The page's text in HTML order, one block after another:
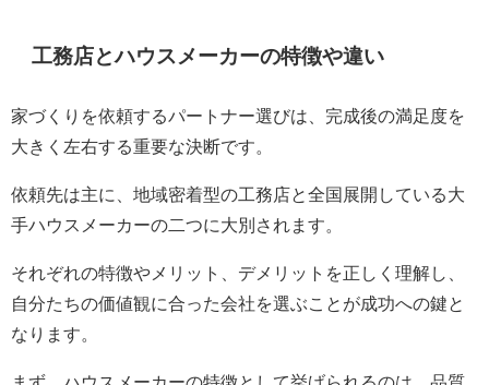
工務店とハウスメーカーの特徴や違い
家づくりを依頼するパートナー選びは、完成後の満足度を
大きく左右する重要な決断です。
依頼先は主に、地域密着型の工務店と全国展開している大
手ハウスメーカーの二つに大別されます。
それぞれの特徴やメリット、デメリットを正しく理解し、
自分たちの価値観に合った会社を選ぶことが成功への鍵と
なります。